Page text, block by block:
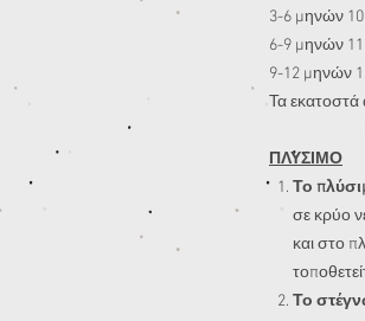
3-6 μηνών
6-9 μηνών
9-12 μηνών
Τα εκατοστά
ΠΛΥΣΙΜΟ
Το
σε κρύο
και στο
Το